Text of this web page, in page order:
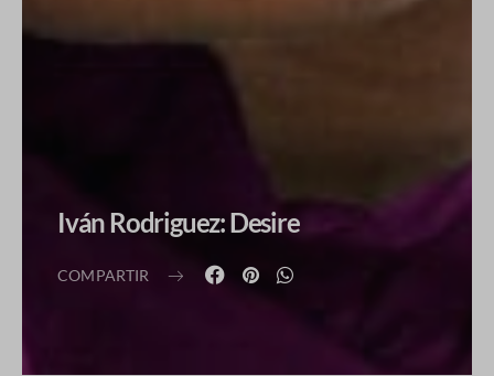
Iván Rodriguez: Desire
COMPARTIR